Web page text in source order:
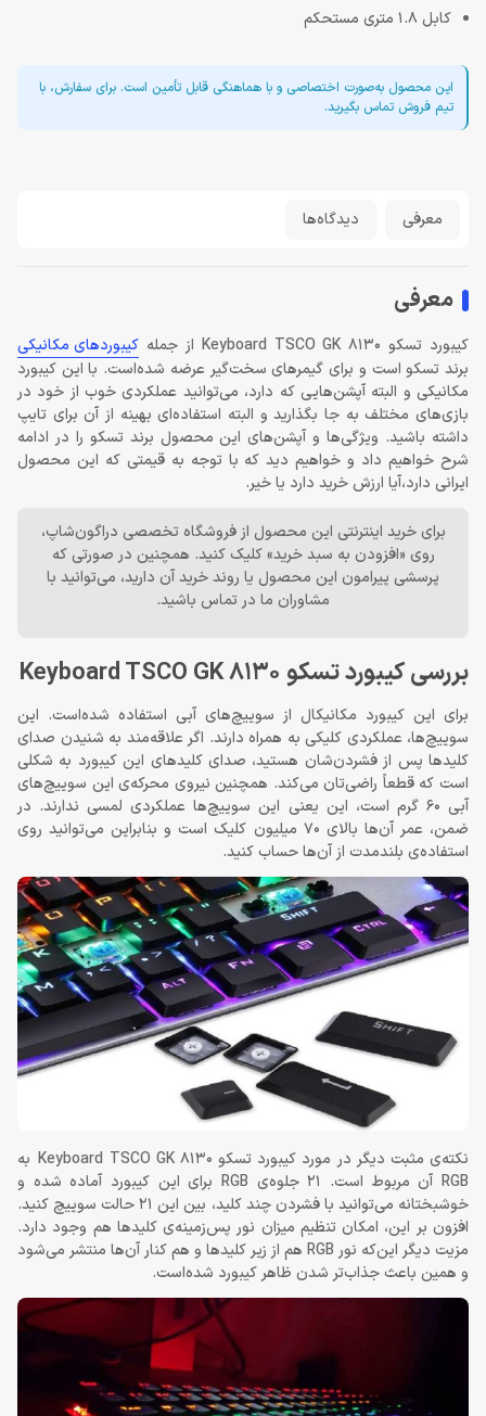
کابل 1.8 متری مستحکم
این محصول به‌صورت اختصاصی و با هماهنگی قابل تأمین است. برای سفارش، با
تیم فروش تماس بگیرید.
معرفی دیدگاه‌ها
معرفی
کیبورد تسکو Keyboard TSCO GK 8130 از جمله
کیبوردهای مکانیکی
برند تسکو است و برای گیمرهای سخت‌گیر عرضه شده‌است. با این کیبورد
مکانیکی و البته آپشن‌هایی که دارد، می‌توانید عملکردی خوب از خود در
بازی‌های مختلف به جا بگذارید و البته استفاده‌ای بهینه از آن برای تایپ
داشته باشید. ویژگی‌ها و آپشن‌های این محصول برند تسکو را در ادامه
شرح خواهیم داد و خواهیم دید که با توجه به قیمتی که این محصول
ایرانی دارد،آیا ارزش خرید دارد یا خیر.
برای خرید اینترنتی این محصول از فروشگاه تخصصی دراگون‌شاپ،
روی «افزودن به سبد خرید» کلیک کنید. همچنین در صورتی که
پرسشی پیرامون این محصول یا روند خرید آن دارید، می‌توانید با
مشاوران ما در تماس باشید.
بررسی کیبورد تسکو Keyboard TSCO GK 8130
برای این کیبورد مکانیکال از سوییچ‌های آبی استفاده شده‌است. این
سوییچ‌ها، عملکردی کلیکی به همراه دارند. اگر علاقه‌مند به شنیدن صدای
کلیدها پس از فشردن‌شان هستید، صدای کلیدهای این کیبورد به شکلی
است که قطعاً راضی‌تان می‌کند. همچنین نیروی محرکه‌ی این سوییچ‌های
آبی 60 گرم است، این یعنی این سوییچ‌ها عملکردی لمسی ندارند. در
ضمن، عمر آن‌ها بالای 70 میلیون کلیک است و بنابراین می‌توانید روی
استفاده‌ی بلندمدت از آن‌ها حساب کنید.
نکته‌ی مثبت دیگر در مورد کیبورد تسکو Keyboard TSCO GK 8130 به
RGB آن مربوط است. 21 جلوه‌ی RGB برای این کیبورد آماده شده و
خوشبختانه می‌توانید با فشردن چند کلید، بین این 21 حالت سوییچ کنید.
افزون بر این، امکان تنظیم میزان نور پس‌زمینه‌ی کلیدها هم وجود دارد.
مزیت دیگر این‌که نور RGB هم از زیر کلیدها و هم کنار آن‌ها منتشر می‌شود
و همین باعث جذاب‌تر شدن ظاهر کیبورد شده‌است.